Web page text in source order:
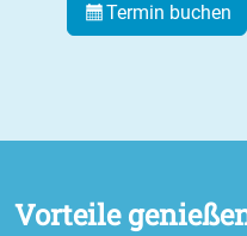
Termin buchen
Vorteile